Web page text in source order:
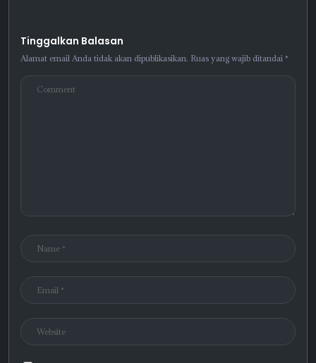
Tinggalkan Balasan
Alamat email Anda tidak akan dipublikasikan. Ruas yang wajib ditandai *